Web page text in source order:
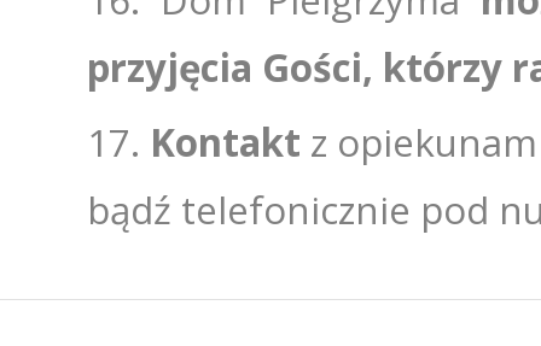
przyjęcia Gości, którzy
Kontakt z
bądź telefonicznie pod